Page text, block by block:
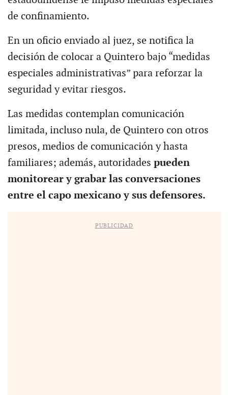
de confinamiento.
En un oficio enviado al juez, se notifica la
decisión de colocar a Quintero bajo “medidas
especiales administrativas” para reforzar la
seguridad y evitar riesgos.
Las medidas contemplan comunicación
limitada, incluso nula, de Quintero con otros
presos, medios de comunicación y hasta
familiares; además, autoridades pueden
monitorear y grabar las conversaciones
entre el capo mexicano y sus defensores.
PUBLICIDAD